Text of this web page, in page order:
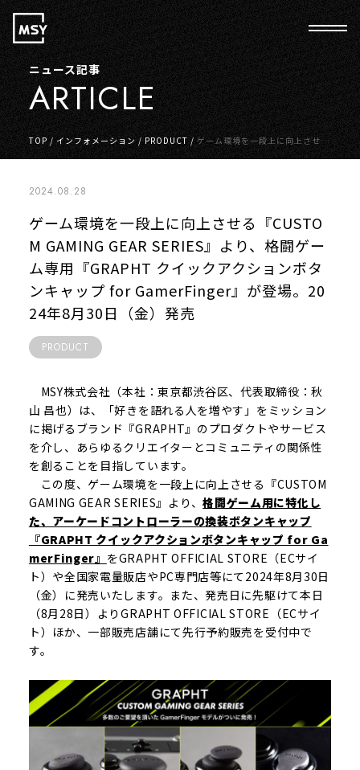
ニュース記事
ARTICLE
TOP / インフォメーション / PRODUCT /
『CUSTOM GAMING GEAR SERIES』より、格闘ゲーム専用『GRAPHT ク
2024.08.28
ゲーム環境を一段上に向上させる『CUSTO
M GAMING GEAR SERIES』より、格闘ゲー
ム専用『GRAPHT クイックアクションボタ
ンキャップ for GamerFinger』が登場。20
24年8月30日（金）発売
PRODUCT
MSY株式会社（本社：東京都渋谷区、代表取締役：秋
山 昌也）は、「好きを語れる人を増やす」をミッション
に掲げるブランド『GRAPHT』のプロダクトやサービス
を介し、あらゆるクリエイターとコミュニティの関係性
を創ることを目指しています。
この度、ゲーム環境を一段上に向上させる『CUSTOM
GAMING GEAR SERIES』より、格闘ゲーム用に特化し
た、アーケードコントローラーの換装ボタンキャップ
『GRAPHT クイックアクションボタンキャップ for Ga
merFinger』 をGRAPHT OFFICIAL STORE（ECサイ
ト）や全国家電量販店やPC専門店等にて2024年8月30日
（金）に発売いたします。また、発売日に先駆けて本日
（8月28日）よりGRAPHT OFFICIAL STORE（ECサイ
ト）ほか、一部販売店舗にて先行予約販売を受付中で
す。